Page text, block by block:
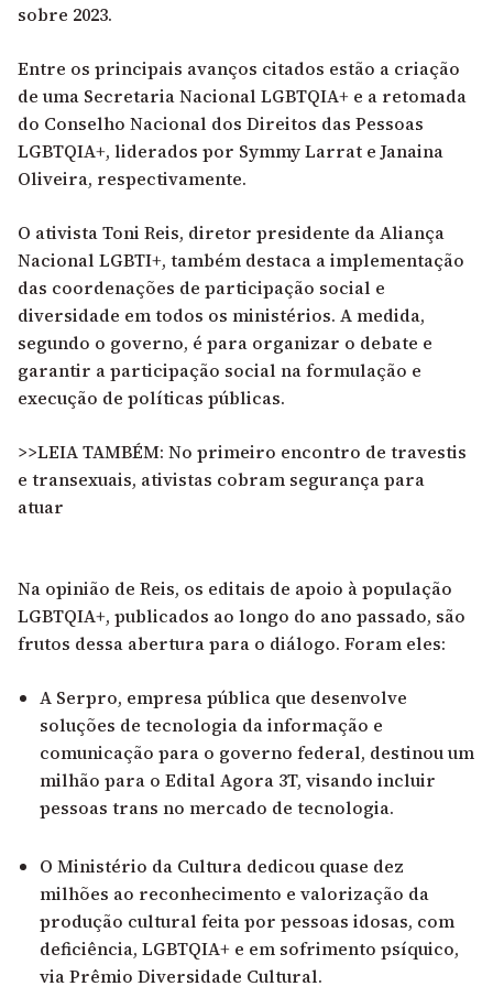
sobre 2023.
Entre os principais avanços citados estão a criação
de uma Secretaria Nacional LGBTQIA+ e a retomada
do Conselho Nacional dos Direitos das Pessoas
LGBTQIA+, liderados por Symmy Larrat e Janaina
Oliveira, respectivamente.
O ativista Toni Reis, diretor presidente da Aliança
Nacional LGBTI+, também destaca a implementação
das coordenações de participação social e
diversidade em todos os ministérios. A medida,
segundo o governo, é para organizar o debate e
garantir a participação social na formulação e
execução de políticas públicas.
>>LEIA TAMBÉM: No primeiro encontro de travestis
e transexuais, ativistas cobram segurança para
atuar
Na opinião de Reis, os editais de apoio à população
LGBTQIA+, publicados ao longo do ano passado, são
frutos dessa abertura para o diálogo. Foram eles:
A Serpro, empresa pública que desenvolve
soluções de tecnologia da informação e
comunicação para o governo federal, destinou um
milhão para o Edital Agora 3T, visando incluir
pessoas trans no mercado de tecnologia.
O Ministério da Cultura dedicou quase dez
milhões ao reconhecimento e valorização da
produção cultural feita por pessoas idosas, com
deficiência, LGBTQIA+ e em sofrimento psíquico,
via Prêmio Diversidade Cultural.